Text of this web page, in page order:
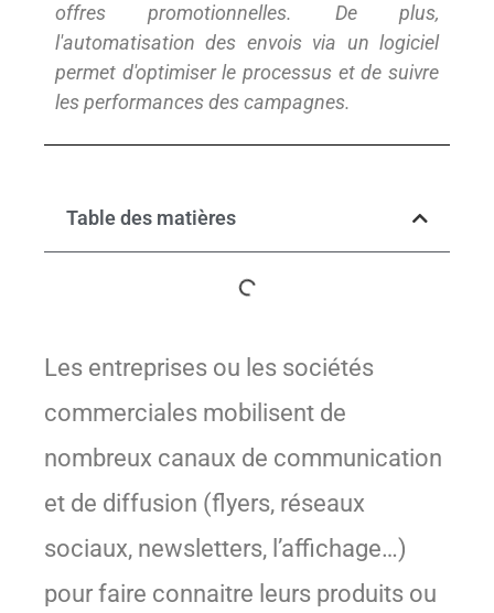
offres promotionnelles. De plus,
l'automatisation des envois via un logiciel
permet d'optimiser le processus et de suivre
les performances des campagnes.
Table des matières
Les entreprises ou les sociétés
commerciales mobilisent de
nombreux canaux de communication
et de diffusion (flyers, réseaux
sociaux, newsletters, l’affichage…)
pour faire connaitre leurs produits ou